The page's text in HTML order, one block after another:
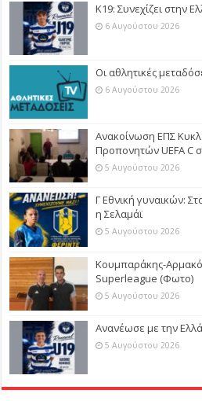
Κ19: Συνεχίζει στην
6 Αυγούστου 2026
Οι αθλητικές
6 Αυγούστου 2026
Ανακοίνωση ΕΠΣ
Προπονητών UEFA C
5 Αυγούστου 2026
Γ Εθνική γυναικών:
η Σελαμάϊ
5 Αυγούστου 2026
Κουμπαράκης-
Superleague (Φωτο)
5 Αυγούστου 2026
Ανανέωσε με την
5 Αυγούστου 2026